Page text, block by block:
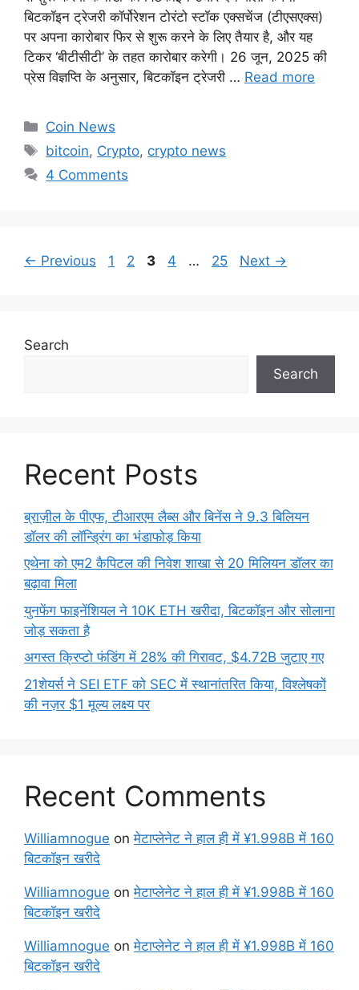
बिटकॉइन ट्रेजरी कॉर्पोरेशन टोरंटो स्टॉक एक्सचेंज (टीएसएक्स)
पर अपना कारोबार फिर से शुरू करने के लिए तैयार है, और यह
टिकर ‘बीटीसीटी’ के तहत कारोबार करेगी। 26 जून, 2025 की
प्रेस विज्ञप्ति के अनुसार, बिटकॉइन ट्रेजरी … Read more
Categories
Coin News
Tags
bitcoin, Crypto, crypto news
4 Comments
← Previous Page
1 Page
2 Page
3 Page
4 … Page
25 Next →
Search
Search
Recent Posts
ब्राज़ील के पीएफ, टीआरएम लैब्स और बिनेंस ने 9.3 बिलियन
डॉलर की लॉन्ड्रिंग का भंडाफोड़ किया
एथेना को एम2 कैपिटल की निवेश शाखा से 20 मिलियन डॉलर का
बढ़ावा मिला
युनफेंग फाइनेंशियल ने 10K ETH खरीदा, बिटकॉइन और सोलाना
जोड़ सकता है
अगस्त क्रिप्टो फंडिंग में 28% की गिरावट, $4.72B जुटाए गए
21शेयर्स ने SEI ETF को SEC में स्थानांतरित किया, विश्लेषकों
की नज़र $1 मूल्य लक्ष्य पर
Recent Comments
Williamnogue onमेटाप्लेनेट ने हाल ही में ¥1.998B में 160
बिटकॉइन खरीदे
Williamnogue onमेटाप्लेनेट ने हाल ही में ¥1.998B में 160
बिटकॉइन खरीदे
Williamnogue onमेटाप्लेनेट ने हाल ही में ¥1.998B में 160
बिटकॉइन खरीदे